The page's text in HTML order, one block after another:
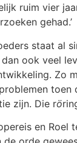
ruim vier
gehad.’
staat al
ook veel
Zo
zijn. Die rö
en